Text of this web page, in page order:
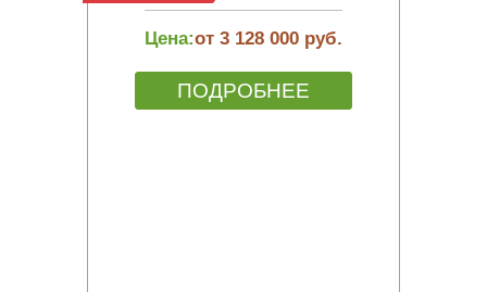
Цена:от 3 128 000 руб.
ПОДРОБНЕЕ